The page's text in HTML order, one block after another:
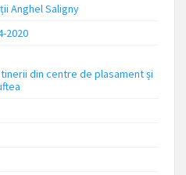
Anghel Saligny
2020
din centre de plasament și